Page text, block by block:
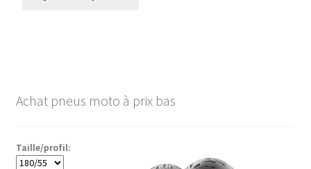
Achat pneus moto à prix bas
Taille/profil: